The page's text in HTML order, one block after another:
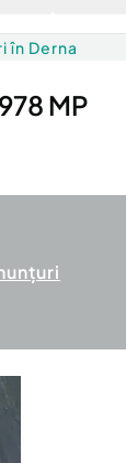
în Derna
MP